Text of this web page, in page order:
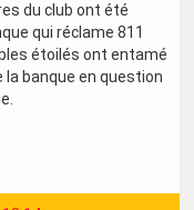
du club ont été
qui réclame 811
étoilés ont entamé
banque en question